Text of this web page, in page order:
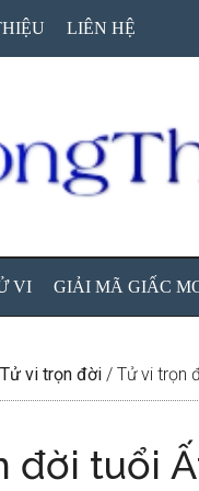
LIÊN HỆ
VI GIẢI MÃ GIẤC
Tử vi trọn đời / Tử vi trọn
đời tuổi